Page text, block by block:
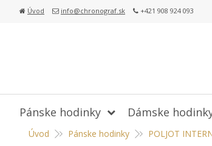
Úvod info@chronograf.sk +421 908 924 093
Úvod Pánske hodinky POLJOT
Pánske hodinky Dámske